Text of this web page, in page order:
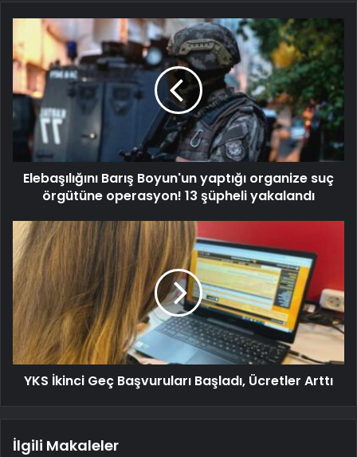
Elebaşılığını Barış Boyun'un yaptığı organize suç
örgütüne operasyon! 13 şüpheli yakalandı
YKS İkinci Geç Başvuruları Başladı, Ücretler Arttı
İlgili Makaleler